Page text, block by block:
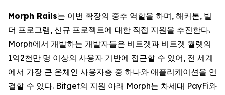
Morph Rails는 이번 확장의 중추 역할을 하며, 해커톤, 빌
더 프로그램, 신규 프로젝트에 대한 직접 지원을 추진한다.
Morph에서 개발하는 개발자들은 비트겟과 비트겟 월렛의
1억2천만 명 이상의 사용자 기반에 접근할 수 있어, 전 세계
에서 가장 큰 온체인 사용자층 중 하나와 애플리케이션을 연
결할 수 있다. Bitget의 지원 아래 Morph는 차세대 PayFi와